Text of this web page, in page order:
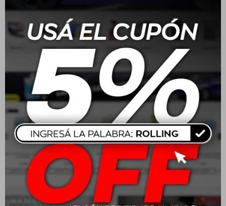
Kit de pinceles suaves x5.
Manopla de lavado.
Paño de microfibra.
Aplicadores de espuma x2.
Set de pinceles de acero x3.
Limpiador de rejillas.
Cepillo para llantas.
Características:
Kit completo de limpieza automotor.
Herramientas aptas para diferentes superficies y niveles
de suciedad.
Incluye elementos para interior y exterior del vehículo.
Bolso práctico para guardado y transporte.
Calidad y respaldo de la marca WÜRTH.
Aplicación: